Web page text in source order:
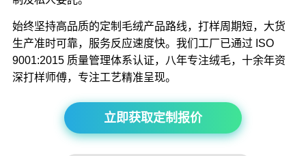
始终坚持高品质的定制毛绒产品路线，打样周期短，大货
生产准时可靠，服务反应速度快。我们工厂已通过 ISO
9001:2015 质量管理体系认证，八年专注绒毛，十余年资
深打样师傅，专注工艺精准呈现。
立即获取定制报价